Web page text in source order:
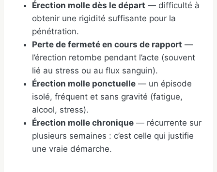
Érection molle dès le départ — difficulté à
obtenir une rigidité suffisante pour la
pénétration.
Perte de fermeté en cours de rapport —
l’érection retombe pendant l’acte (souvent
lié au stress ou au flux sanguin).
Érection molle ponctuelle — un épisode
isolé, fréquent et sans gravité (fatigue,
alcool, stress).
Érection molle chronique — récurrente sur
plusieurs semaines : c’est celle qui justifie
une vraie démarche.